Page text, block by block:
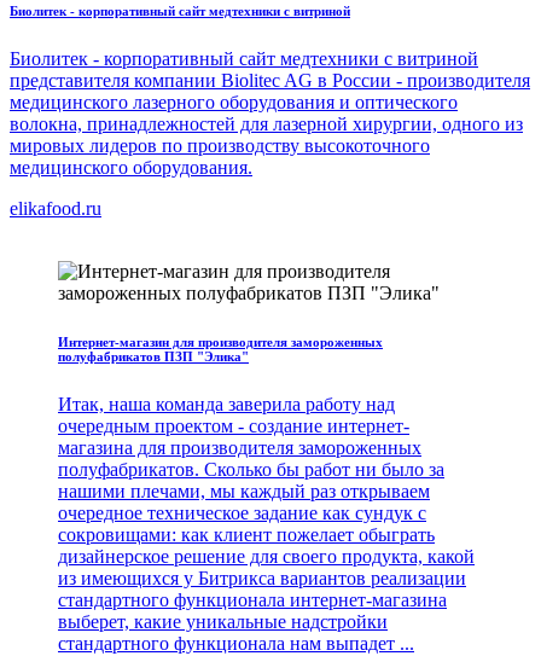
Биолитек - корпоративный сайт медтехники с витриной
Биолитек - корпоративный сайт медтехники с витриной
представителя компании Biolitec AG в России - производителя
медицинского лазерного оборудования и оптического
волокна, принадлежностей для лазерной хирургии, одного из
мировых лидеров по производству высокоточного
медицинского оборудования.
elikafood.ru
Интернет-магазин для производителя замороженных
полуфабрикатов ПЗП "Элика"
Итак, наша команда заверила работу над
очередным проектом - создание интернет-
магазина для производителя замороженных
полуфабрикатов. Сколько бы работ ни было за
нашими плечами, мы каждый раз открываем
очередное техническое задание как сундук с
сокровищами: как клиент пожелает обыграть
дизайнерское решение для своего продукта, какой
из имеющихся у Битрикса вариантов реализации
стандартного функционала интернет-магазина
выберет, какие уникальные надстройки
стандартного функционала нам выпадет ...